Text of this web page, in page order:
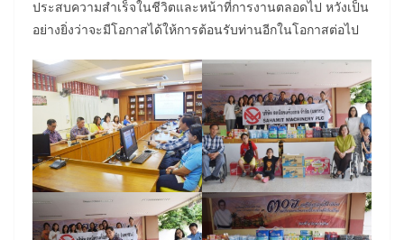
ประสบความสำเร็จในชีวิตและหน้าที่การงานตลอดไป หวังเป็น
อย่างยิ่งว่าจะมีโอกาสได้ให้การต้อนรับท่านอีกในโอกาสต่อไป